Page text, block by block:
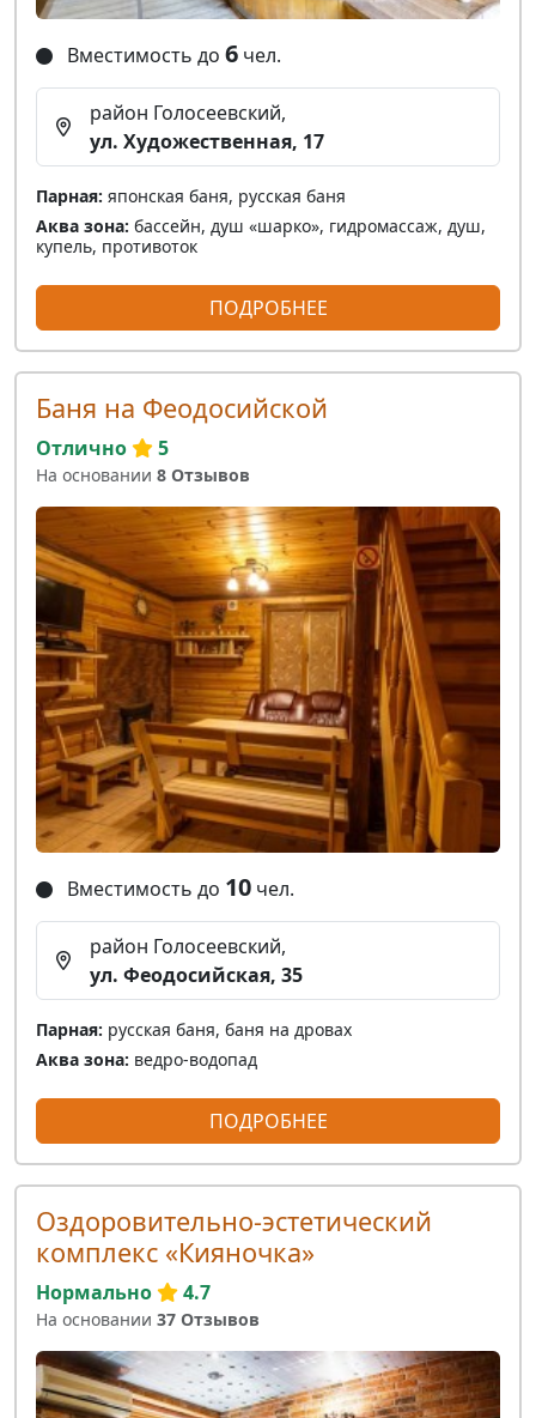
Вместимость до 6 чел.
район Голосеевский,
ул. Художественная, 17
Парная: японская баня, русская баня
Аква зона: бассейн, душ «шарко», гидромассаж, душ,
купель, противоток
ПОДРОБНЕЕ
Баня на Феодосийской
Отлично 5
На основании 8 Отзывов
Вместимость до 10 чел.
район Голосеевский,
ул. Феодосийская, 35
Парная: русская баня, баня на дровах
Аква зона: ведро-водопад
ПОДРОБНЕЕ
Оздоровительно-эстетический
комплекс «Кияночка»
Нормально 4.7
На основании 37 Отзывов